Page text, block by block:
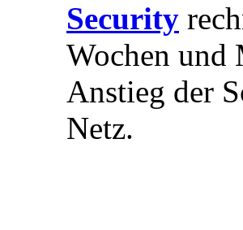
Security
Wochen und
Anstieg der
Netz.